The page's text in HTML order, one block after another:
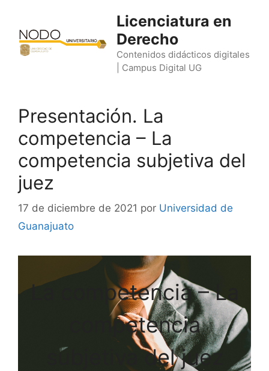
contenido
Licenciatura en
Derecho
Contenidos didácticos digitales
| Campus Digital UG
Presentación. La
competencia – La
competencia subjetiva del
juez
17 de diciembre de 2021 por Universidad de
Guanajuato
La competencia – La
competencia
subjetiva del juez